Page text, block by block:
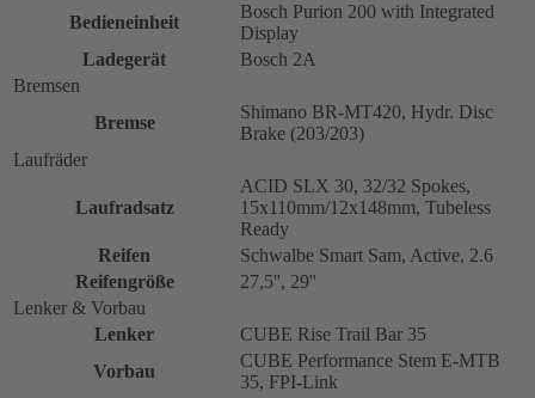
Bedieneinheit
Bosch Purion 200 with Integrated
Display
Ladegerät
Bosch 2A
Bremsen
Bremse
Shimano BR-MT420, Hydr. Disc
Brake (203/203)
Laufräder
Laufradsatz
ACID SLX 30, 32/32 Spokes,
15x110mm/12x148mm, Tubeless
Ready
Reifen
Schwalbe Smart Sam, Active, 2.6
Reifengröße
27,5'', 29''
Lenker & Vorbau
Lenker
CUBE Rise Trail Bar 35
Vorbau
CUBE Performance Stem E-MTB
35, FPI-Link